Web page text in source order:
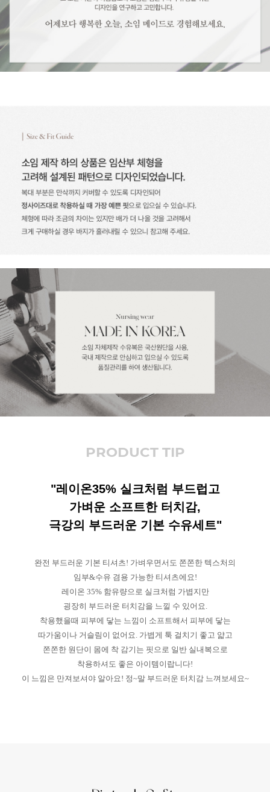
PRODUCT TIP
"레이온35% 실크처럼 부드럽고
가벼운 소프트한 터치감,
극강의 부드러운 기본 수유세트"
완전 부드러운 기본 티셔츠! 가벼우면서도 쫀쫀한 텍스처의
임부&수유 겸용 가능한 티셔츠에요!
레이온 35% 함유량으로 실크처럼 가볍지만
굉장히 부드러운 터치감을 느낄 수 있어요.
착용했을때 피부에 닿는 느낌이 소프트해서 피부에 닿는
따가움이나 거슬림이 없어요. 가볍게 툭 걸치기 좋고 얇고
쫀쫀한 원단이 몸에 착 감기는 핏으로 일반 실내복으로
착용하셔도 좋은 아이템이랍니다!
이 느낌은 만져보셔야 알아요! 정~말 부드러운 터치감 느껴보세요~